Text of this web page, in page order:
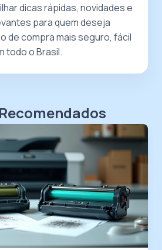
dicas rápidas, novidades e
para quem deseja
de compra mais seguro, fácil
todo o Brasil.